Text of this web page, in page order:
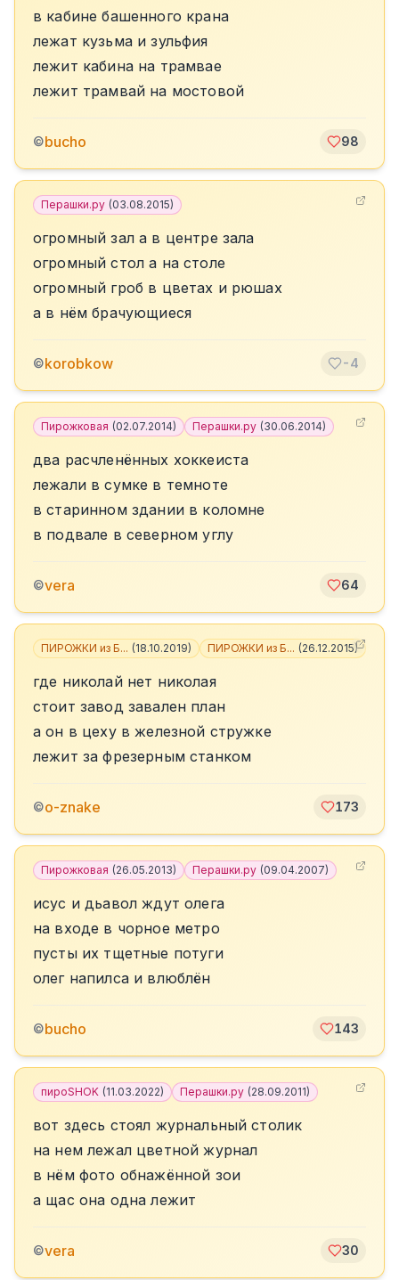
в кабине башенного крана
лежат кузьма и зульфия
лежит кабина на трамвае
лежит трамвай на мостовой
©bucho 98
Перашки.ру (03.08.2015)
огромный зал а в центре зала
огромный стол а на столе
огромный гроб в цветах и рюшах
а в нём брачующиеся
©korobkow -4
Пирожковая (02.07.2014) Перашки.ру (30.06.2014)
два расчленённых хоккеиста
лежали в сумке в темноте
в старинном здании в коломне
в подвале в северном углу
©vera 64
ПИРОЖКИ из Б... (18.10.2019) ПИРОЖКИ из Б... (26.12.2015)
где николай нет николая
стоит завод завален план
а он в цеху в железной стружке
лежит за фрезерным станком
©o-znake 173
Пирожковая (26.05.2013) Перашки.ру (09.04.2007)
исус и дьавол ждут олега
на входе в чорное метро
пусты их тщетные потуги
олег напилса и влюблён
©bucho 143
пироSHOK (11.03.2022) Перашки.ру (28.09.2011)
вот здесь стоял журнальный столик
на нем лежал цветной журнал
в нём фото обнажённой зои
а щас она одна лежит
©vera 30